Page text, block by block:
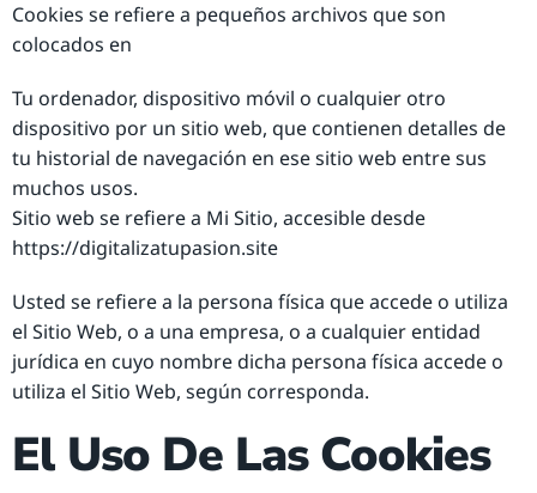
Cookies se refiere a pequeños archivos que son
colocados en
Tu ordenador, dispositivo móvil o cualquier otro
dispositivo por un sitio web, que contienen detalles de
tu historial de navegación en ese sitio web entre sus
muchos usos.
Sitio web se refiere a Mi Sitio, accesible desde
https://digitalizatupasion.site
Usted se refiere a la persona física que accede o utiliza
el Sitio Web, o a una empresa, o a cualquier entidad
jurídica en cuyo nombre dicha persona física accede o
utiliza el Sitio Web, según corresponda.
El Uso De Las Cookies